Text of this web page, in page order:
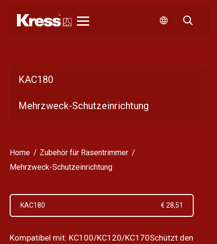
KAC180
Mehrzweck-Schutzeinrichtung
Home
Zubehör für Rasentrimmer
Mehrzweck-Schutzeinrichtung
KAC180 € 28,51
Kompatibel mit: KC100/KC120/KC170Schützt den